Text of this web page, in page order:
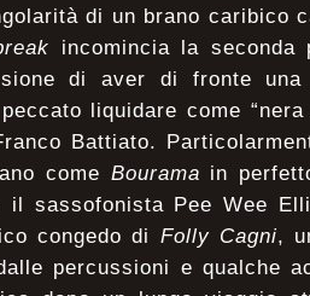
di un brano caribico
incomincia la
di aver di fronte
liquidare come
Battiato.
come Bourama in
il sassofonista Pee Wee
congedo di Folly Cagni,
percussioni e qualche